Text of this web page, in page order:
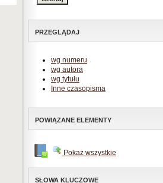
PRZEGLĄDAJ
wg numeru
wg autora
wg tytułu
Inne czasopisma
POWIĄZANE ELEMENTY
Pokaż wszystkie
SŁOWA KLUCZOWE